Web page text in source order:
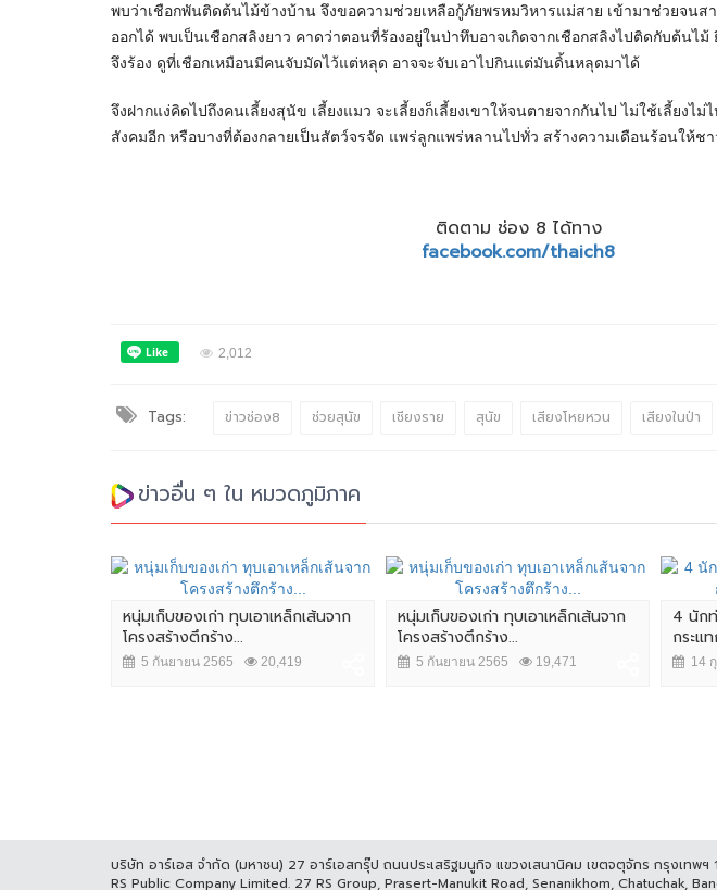
พบว่าเชือกพันติดต้นไม้ข้างบ้าน จึงขอความช่วยเหลือกู้ภัยพรหมวิหารแม่สาย เข้ามาช่วยจนส
ออกได้ พบเป็นเชือกสลิงยาว คาดว่าตอนที่ร้องอยู่ในป่าทึบอาจเกิดจากเชือกสลิงไปติดกับต้นไม้
จึงร้อง ดูที่เชือกเหมือนมีคนจับมัดไว้แต่หลุด อาจจะจับเอาไปกินแต่มันดิ้นหลุดมาได้
จึงฝากแง่คิดไปถึงคนเลี้ยงสุนัข เลี้ยงแมว จะเลี้ยงก็เลี้ยงเขาให้จนตายจากกันไป ไม่ใช้เลี้ยงไ
สังคมอีก หรือบางที่ต้องกลายเป็นสัตว์จรจัด แพร่ลูกแพร่หลานไปทั่ว สร้างความเดือนร้อนให้ช
ติดตาม ช่อง 8 ได้ทาง
facebook.com/thaich8
2,012
Tags: ข่าวช่อง8 ช่วยสุนัข เชียงราย สุนัข เสียงโหยหวน เสียงในป่า
ข่าวอื่น ๆ ใน หมวดภูมิภาค
หนุ่มเก็บของเก่า ทุบเอาเหล็กเส้นจาก
โครงสร้างตึกร้าง...
5 กันยายน 2565 20,419
หนุ่มเก็บของเก่า ทุบเอาเหล็กเส้นจาก
โครงสร้างตึกร้าง...
5 กันยายน 2565 19,471
4 นักท่
กระแ
14
บริษัท อาร์เอส จำกัด (มหาชน) 27 อาร์เอสกรุ๊ป ถนนประเสริฐมนูกิจ แขวงเสนานิคม เขตจตุจักร กรุงเทพฯ
RS Public Company Limited. 27 RS Group, Prasert-Manukit Road, Senanikhom, Chatuchak,